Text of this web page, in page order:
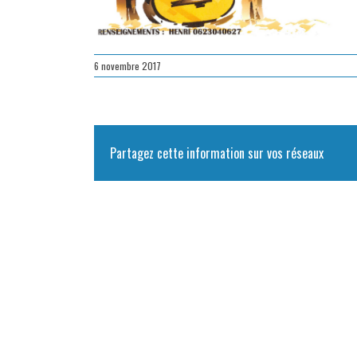
6 novembre 2017
Partagez cette information sur vos réseaux